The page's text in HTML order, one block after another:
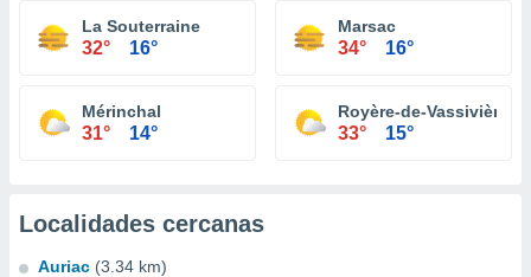
La Souterraine
32° 16°
Marsac
34° 16°
Mérinchal
31° 14°
Royère-de-Vassivière
33° 15°
Localidades cercanas
Auriac (3.34 km)